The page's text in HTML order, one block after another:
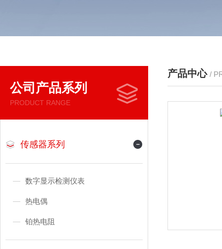
公司产品系列
PRODUCT RANGE
传感器系列
数字显示检测仪表
热电偶
铂热电阻
产品中心 /